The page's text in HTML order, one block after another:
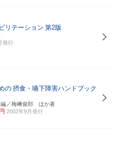
リテーション 第2版
発行
の 摂食・嚥下障害ハンドブック
／梅﨑俊郎 ほか著
2002年9月発行